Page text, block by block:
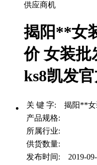
供应商机
揭阳**女
价 女装批
ks8凯发
关 键 字: 揭阳**女
产品规格:
所属行业:
供货数量:
发布时间: 2019-